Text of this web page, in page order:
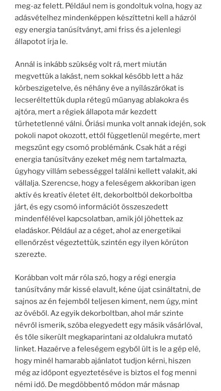
meg-az felett. Például nem is gondoltuk volna, hogy az
adásvételhez mindenképpen készíttetni kell a házról
egy energia tanúsítványt, ami friss és a jelenlegi
állapotot írja le.
Annál is inkább szükség volt rá, mert miután
megvettük a lakást, nem sokkal később lett a ház
körbeszigetelve, és néhány éve a nyílászárókat is
lecseréltettük dupla rétegű műanyag ablakokra és
ajtóra, mert a régiek állapota már kezdett
tűrhetetlenné válni. Óriási munka volt annak idején, sok
pokoli napot okozott, ettől függetlenül megérte, mert
megszűnt egy csomó problémánk. Csak hát a régi
energia tanúsítvány ezeket még nem tartalmazta,
úgyhogy villám sebességgel találni kellett valakit, aki
vállalja. Szerencse, hogy a feleségem akkoriban igen
aktív és kreatív életet élt, dekorboltból dekorboltba
járt, és egy csomó információt összeszedett
mindenfélével kapcsolatban, amik jól jöhettek az
eladáskor. Például az a céget, ahol az energetikai
ellenőrzést végeztettük, szintén egy ilyen körúton
szerezte.
Korábban volt már róla szó, hogy a régi energia
tanúsítvány már kissé elavult, kéne újat csináltatni, de
sajnos az én fejemből teljesen kiment, nem úgy, mint
az övéből. Az egyik dekorboltban, ahol már szinte
névről ismerik, szóba elegyedett egy másik vásárlóval,
és tőle sikerült megkaparintani az oldalukra mutató
linket. Hazaérve a feleségem egyből ült is le a gép elé,
hogy minél hamarabb ajánlatot tudjon kérni, hiszen
még az időpont egyeztetéséve is biztos el fog menni
némi idő. De megdöbbentő módon már másnap